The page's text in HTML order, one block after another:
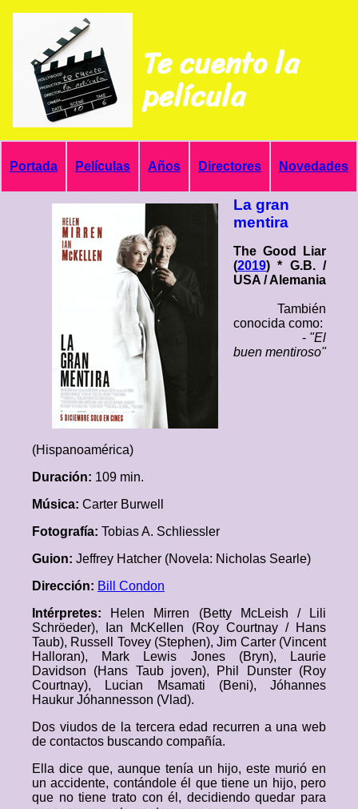
Te cuento la
película
Portada Películas Años Directores Novedades
La gran
mentira
The Good Liar
(2019) * G.B. /
USA / Alemania
También
conocida como:
- "El
buen mentiroso"
(Hispanoamérica)
Duración: 109 min.
Música: Carter Burwell
Fotografía: Tobias A. Schliessler
Guion: Jeffrey Hatcher (Novela: Nicholas Searle)
Dirección: Bill Condon
Intérpretes:
Helen Mirren (Betty McLeish / Lili
Schröeder), Ian McKellen (Roy Courtnay / Hans
Taub), Russell Tovey (Stephen), Jim Carter (Vincent
Halloran), Mark Lewis Jones (Bryn), Laurie
Davidson (Hans Taub joven), Phil Dunster (Roy
Courtnay), Lucian Msamati (Beni), Jóhannes
Haukur Jóhannesson (Vlad).
Dos viudos de la tercera edad recurren a una web
de contactos buscando compañía.
Ella dice que, aunque tenía un hijo, este murió en
un accidente, contándole él que tiene un hijo, pero
que no tiene trato con él, decidiendo quedar para